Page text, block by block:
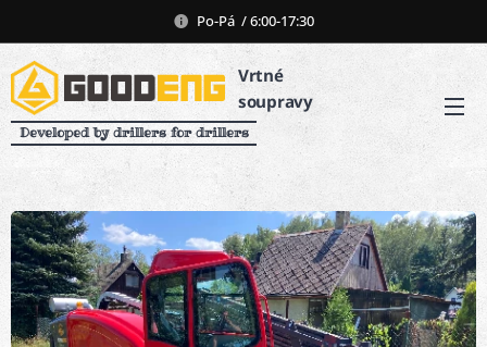
Po-Pá / 6:00-17:30
Vrtné
soupravy
Developed by drillers for drillers